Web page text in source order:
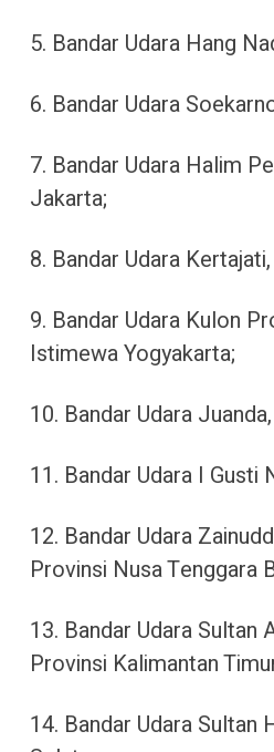
5. Bandar Udara Hang
6. Bandar Udara
7. Bandar Udara Halim
Jakarta;
8. Bandar Udara
9. Bandar Udara Kulon
Istimewa Yogyakarta;
10. Bandar Udara
11. Bandar Udara I Gusti
12. Bandar Udara
Provinsi Nusa Tenggara
13. Bandar Udara Sultan
Provinsi Kalimantan
14. Bandar Udara Sultan